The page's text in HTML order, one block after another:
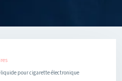
liquide pour cigarette électronique